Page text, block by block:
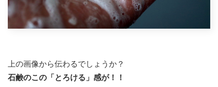
上の画像から伝わるでしょうか？
石鹸のこの「とろける」感が！！